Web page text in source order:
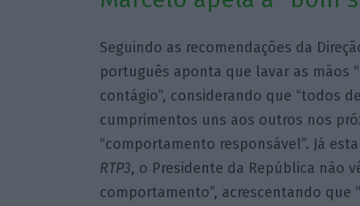
Seguindo as recomendações da
português aponta que lavar as mãos
contágio”, considerando que “todos
cumprimentos uns aos outros nos
“comportamento responsável”. Já
RTP3, o Presidente da República não
comportamento”, acrescentando que